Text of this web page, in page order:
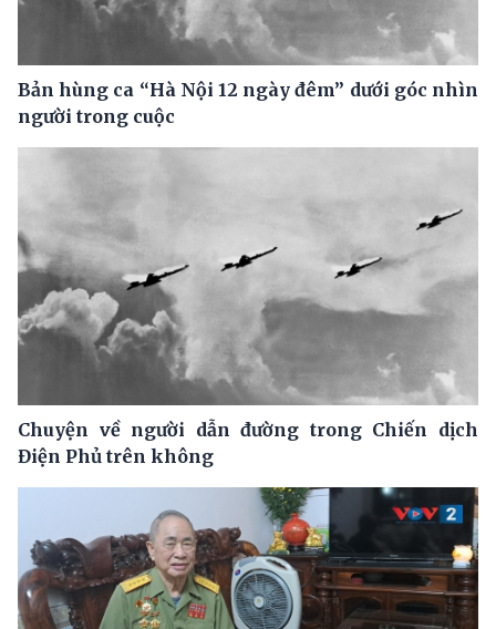
Bản hùng ca “Hà Nội 12 ngày đêm” dưới góc nhìn
người trong cuộc
Chuyện về người dẫn đường trong Chiến dịch
Điện Phủ trên không